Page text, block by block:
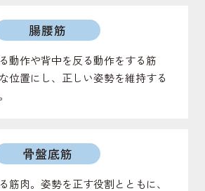
腸腰筋
動作や背中を反る動作をする筋
位置にし、正しい姿勢を維持する
骨盤底筋
筋肉。姿勢を正す役割とともに、